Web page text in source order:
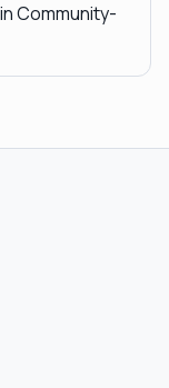
Community-